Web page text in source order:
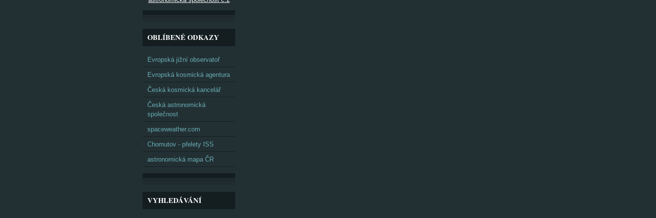
OBLÍBENÉ ODKAZY
Evropská jižní observatoř
Evropská kosmická agentura
Česká kosmická kancelář
Česká astronomická
společnost
spaceweather.com
Chomutov - přelety ISS
astronomická mapa ČR
VYHLEDÁVÁNÍ